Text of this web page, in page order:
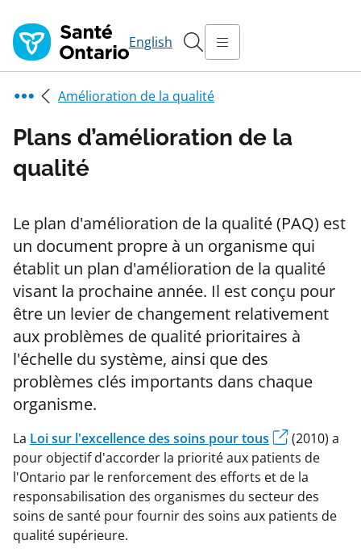
English
Amélioration de la qualité
Plans d’amélioration de la
qualité
Le plan d'amélioration de la qualité (PAQ) est
un document propre à un organisme qui
établit un plan d'amélioration de la qualité
visant la prochaine année. Il est conçu pour
être un levier de changement relativement
aux problèmes de qualité prioritaires à
l'échelle du système, ainsi que des
problèmes clés importants dans chaque
organisme.
La Loi sur l'excellence des soins pour tous
(2010) a
pour objectif d'accorder la priorité aux patients de
l'Ontario par le renforcement des efforts et de la
responsabilisation des organismes du secteur des
soins de santé pour fournir des soins aux patients de
qualité supérieure.